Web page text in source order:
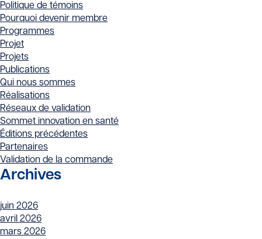
Politique de témoins
Pourquoi devenir membre
Programmes
Projet
Projets
Publications
Qui nous sommes
Réalisations
Réseaux de validation
Sommet innovation en santé
Éditions précédentes
Partenaires
Validation de la commande
Archives
juin 2026
avril 2026
mars 2026